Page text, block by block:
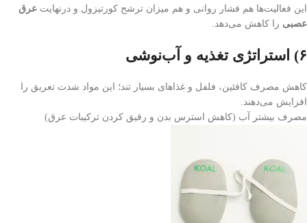
این فعالیت‌ها هم فشار روانی و هم میزان ترشح کورتیزول و درنهایت عرق
عصبی را کاهش می‌دهد.
۶) استراتژی تغذیه و آب‌نوشی
کاهش مصرف کافئین، فلفل و غذاهای بسیار تند؛ این مواد شدت تعریق را
افزایش می‌دهند.
مصرف بیشتر آب (کاهش استرس بدن و رقیق کردن ترکیبات عرق)